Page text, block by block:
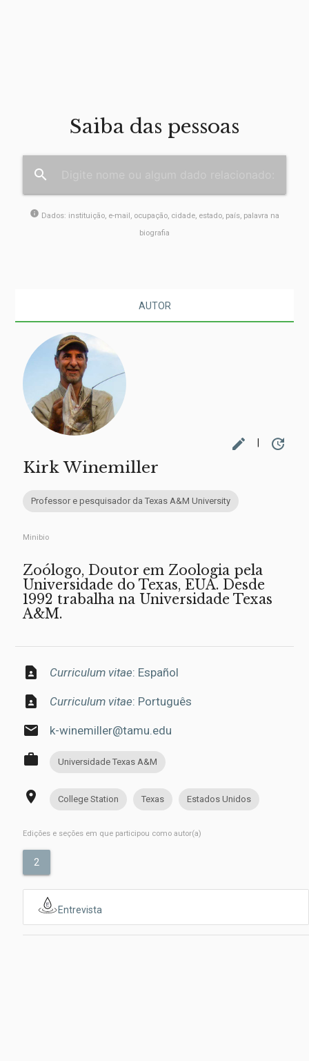
Saiba das pessoas
search
info Dados: instituição, e-mail, ocupação, cidade, estado, país, palavra na
biografia
AUTOR
edit update
Kirk Winemiller
Professor e pesquisador da Texas A&M University
Minibio
Zoólogo, Doutor em Zoologia pela
Universidade do Texas, EUA. Desde
1992 trabalha na Universidade Texas
A&M.
contact_page Curriculum vitae: Español
contact_page Curriculum vitae: Português
email k-winemiller@tamu.edu
work Universidade Texas A&M
place College Station Texas Estados Unidos
Edições e seções em que participou como autor(a)
2
Entrevista